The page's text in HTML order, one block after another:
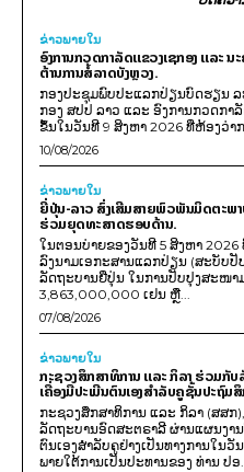
ຂ່າວພາຍ​ໃນ
ອົງການກວດກາລັດແຂວງເຊກອງ ແລະ
ຕ້ານການສໍ້ລາດບັງຫຼວງ.
ກອງປະຊຸມພົບປະແລກປ່ຽນບົດຮຽນ ລ
ກອງ ສປປ ລາວ ແລະ ອົງການກວດກ
ຂຶ້ນໃນວັນທີ 9 ສິງຫາ 2026 ທີ່ຫ້ອງວ່າ
10/08/2026
ຂ່າວພາຍ​ໃນ
ຍີ່ປຸ່ນ-ລາວ ສົ່ງເສີມສາຍພົວພັນມິດຕະພາ
ຮ່ວມຍຸດທະສາດຮອບດ້ານ.
ໃນຕອນບ່າຍຂອງວັນທີ 5 ສິງຫາ
ລົງນາມເອກະສານແລກປ່ຽນ (ສະບັບປັ
ລັດຖະບານຍີ່ປຸ່ນ ໃນການປັບປຸງສະໜ
3,863,000,000 ເຢນ ຫຼື...
07/08/2026
ຂ່າວພາຍ​ໃນ
ກະຊວງສຶກສາທິການ ແລະ ກິລາ ຮ່ວມກັ
ເຄື່ອງມືປະເມີນຕົນເອງສຳລັບຄູຊັ້ນປະຖົມ
ກະຊວງສຶກສາທິການ ແລະ ກິລາ (ສສ
ລັດຖະບານອົດສະຕຣາລີ ຜ່ານແຜນງາ
ຕົນເອງສຳລັບຄູຢ່າງເປັນທາງການໃນ
ພາຍໃຕ້ການເປັນປະທານຂອງ ທ່ານ ປອ